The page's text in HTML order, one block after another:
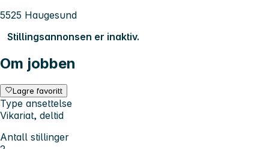
5525 Haugesund
Stillingsannonsen er inaktiv.
Om jobben
Lagre favoritt
Type ansettelse
Vikariat, deltid
Antall stillinger